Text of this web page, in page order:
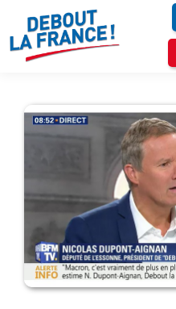
Panneau de gestion des cookies